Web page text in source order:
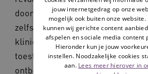
door de gevolgen van de
zelfstandig bewegen. Het kan
kliniek krijgt Hub er een
toestand is ernstig en de familie
ontboden. Hub gaat naar het
jouw internetgedrag op onze
mogelijk ook buiten onze website.
kunnen wij gerichte content
afspelen en sociale media content
Hieronder kun je jouw
instellen. Noodzakelijke cookies
aan. Lees meer hierover in